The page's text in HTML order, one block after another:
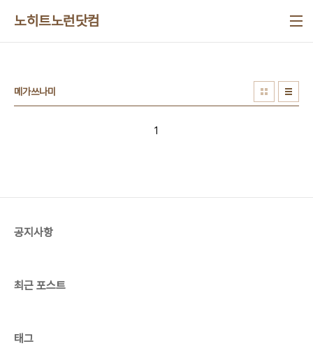
노히트노런닷컴
메가쓰나미
1
공지사항
최근 포스트
태그